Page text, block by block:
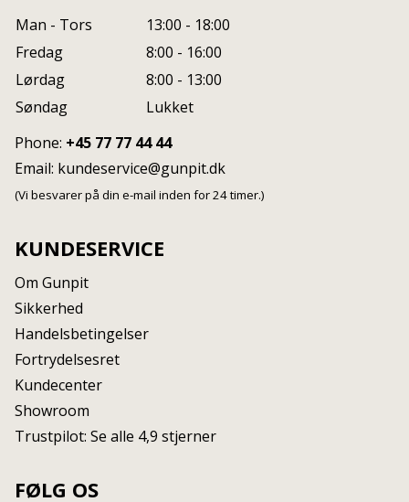
Man - Tors
13:00 - 18:00
Fredag
8:00 - 16:00
Lørdag
8:00 - 13:00
Søndag
Lukket
Phone: +45 77 77 44 44
Email: kundeservice@gunpit.dk
(Vi besvarer på din e-mail inden for 24 timer.)
KUNDESERVICE
Om Gunpit
Sikkerhed
Handelsbetingelser
Fortrydelsesret
Kundecenter
Showroom
Trustpilot: Se alle 4,9 stjerner
FØLG OS